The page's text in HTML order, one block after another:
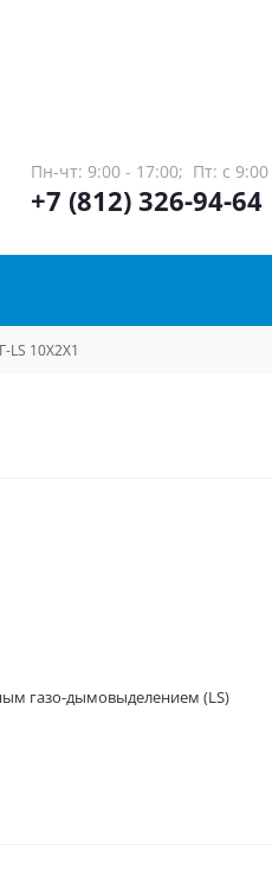
Пн-чт: 9:00 - 17:00; Пт: с
+7 (812) 326-94-64
LS 10Х2Х1
газо-дымовыделением (LS)